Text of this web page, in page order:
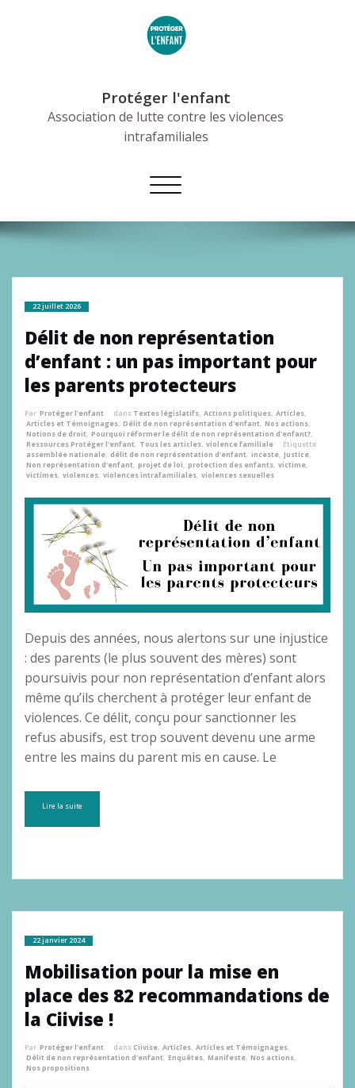
Protéger l'enfant
Association de lutte contre les violences
intrafamiliales
Afficher/masquer
la
22 juillet 2026
Délit de non représentation
d’enfant : un pas important pour
les parents protecteurs
Par Protéger l'enfant dans Textes législatifs, Actions politiques, Articles,
Articles et Témoignages, Délit de non représentation d'enfant, Nos actions,
Notions de droit, Pourquoi réformer le délit de non représentation d'enfant?,
Ressources Protéger l'enfant, Tous les articles, violence familiale
Étiquette
assemblée nationale, délit de non représentation d'enfant, inceste, Justice,
Non représentation d'enfant, projet de loi, protection des enfants, victime,
victimes, violences, violences intrafamiliales, violences sexuelles
Depuis des années, nous alertons sur une injustice
: des parents (le plus souvent des mères) sont
poursuivis pour non représentation d’enfant alors
même qu’ils cherchent à protéger leur enfant de
violences. Ce délit, conçu pour sanctionner les
refus abusifs, est trop souvent devenu une arme
entre les mains du parent mis en cause. Le
Lire la suite
22 janvier 2024
Mobilisation pour la mise en
place des 82 recommandations de
la Ciivise !
Par Protéger l'enfant dans Ciivise, Articles, Articles et Témoignages,
Délit de non représentation d'enfant, Enquêtes, Manifeste, Nos actions,
Nos propositions